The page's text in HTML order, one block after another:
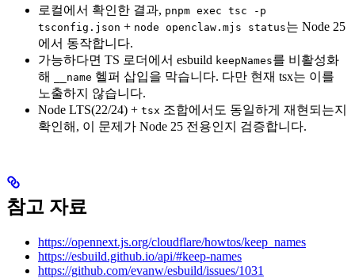
로컬에서 확인한 결과, pnpm exec tsc -p
tsconfig.json + node openclaw.mjs status는 Node 25
에서 동작합니다.
가능하다면 TS 로더에서 esbuild keepNames를 비활성화
해
__name 헬퍼 삽입을 막습니다. 다만 현재 tsx는 이를
노출하지 않습니다.
Node LTS(22/24) + tsx 조합에서도 동일하게 재현되는지
확인해, 이 문제가 Node 25 전용인지 검증합니다.
참고 자료
https://opennext.js.org/cloudflare/howtos/keep_names
https://esbuild.github.io/api/#keep-names
https://github.com/evanw/esbuild/issues/1031